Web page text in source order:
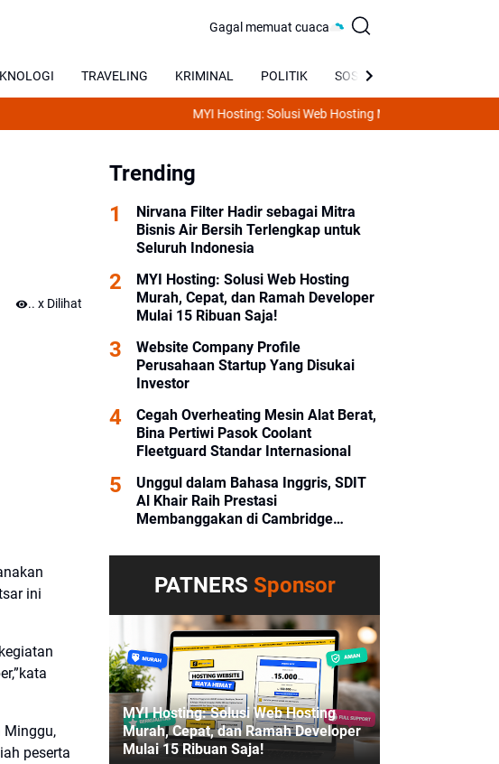
Gagal memuat cuaca
TRAVELING KRIMINAL POLITIK SOSIAL
MYI Hosting: Solusi Web Hosting Murah, Cepat, dan Ramah
. x Dilihat
ini
Minggu,
peserta
Trending
Nirvana Filter Hadir sebagai Mitra
Bisnis Air Bersih Terlengkap untuk
Seluruh Indonesia
MYI Hosting: Solusi Web Hosting
Murah, Cepat, dan Ramah Developer
Mulai 15 Ribuan Saja!
Website Company Profile
Perusahaan Startup Yang Disukai
Investor
Cegah Overheating Mesin Alat Berat,
Bina Pertiwi Pasok Coolant
Fleetguard Standar Internasional
Unggul dalam Bahasa Inggris, SDIT
Al Khair Raih Prestasi
Membanggakan di Cambridge
PATNERS Sponsor
MYI Hosting: Solusi Web Hosting
Murah, Cepat, dan Ramah Developer
Mulai 15 Ribuan Saja!